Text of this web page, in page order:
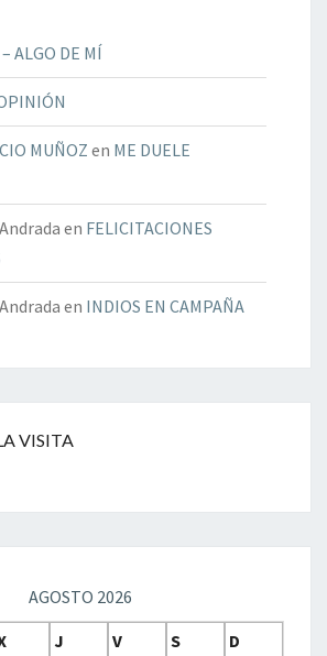
ALGO DE MÍ
MUÑOZen ME DUELE
en FELICITACIONES
en INDIOS EN CAMPAÑA
VISITA
AGOSTO 2026
J V S
D